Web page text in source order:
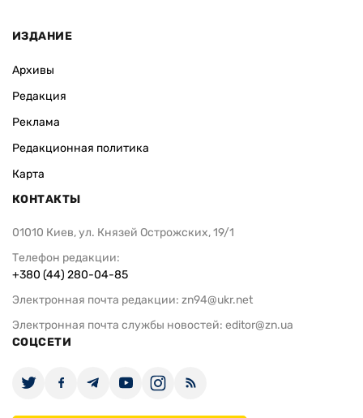
ИЗДАНИЕ
Архивы
Редакция
Реклама
Редакционная политика
Карта
КОНТАКТЫ
01010 Киев, ул. Князей Острожских, 19/1
Телефон редакции:
+380 (44) 280-04-85
Электронная почта редакции: zn94@ukr.net
Электронная почта службы новостей: editor@zn.ua
СОЦСЕТИ